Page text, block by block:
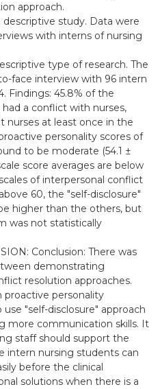
approach.
descriptive study. Data were
with interns of nursing
type of research. The
face interview with 96 intern
Findings: 45.8% of the
a conflict with nurses,
nurses at least once in the
personality scores of
to be moderate (54.1 ±
score averages are below
of interpersonal conflict
60, the "self-disclosure"
higher than the others, but
was not statistically
Conclusion: There was
demonstrating
resolution approaches.
personality
"self-disclosure" approach
more communication skills. It
staff should support the
intern nursing students can
before the clinical
solutions when there is a